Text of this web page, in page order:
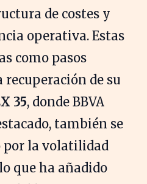
de costes y
operativa. Estas
como pasos
de su
35, donde BBVA
también se
por la volatilidad
que ha añadido